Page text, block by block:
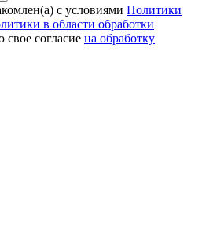
с условиями Политики
в области обработки
свое согласие на обработку